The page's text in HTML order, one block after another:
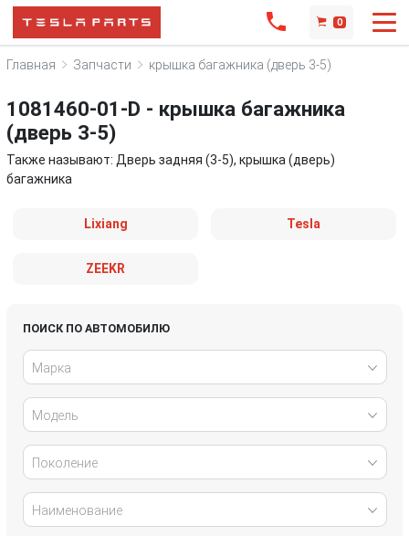
0
Главная Запчасти крышка багажника (дверь 3-5)
1081460-01-D - крышка багажника
(дверь 3-5)
Также называют: Дверь задняя (3-5), крышка (дверь)
багажника
Lixiang Tesla
ZEEKR
ПОИСК ПО АВТОМОБИЛЮ
Марка
Модель
Поколение
Наименование